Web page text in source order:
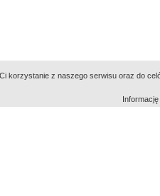
alfabetyczny
korzystanie z naszego serwisu oraz do